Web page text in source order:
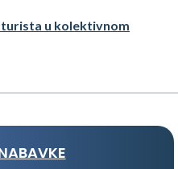
turista u kolektivnom